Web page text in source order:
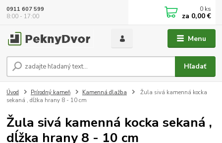
Menu
Hľadať
0911 607 599
8:00 - 17:00
0 ks
za 0,00 €
Úvod Prírodný kameň Kamenná dlažba
Žula sivá kamenná kocka
sekaná , dĺžka hrany 8 - 10 cm
Žula sivá kamenná kocka sekaná ,
dĺžka hrany 8 - 10 cm